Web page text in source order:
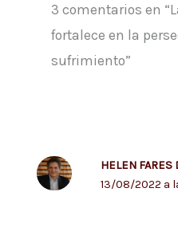
3 comentarios en
fortalece en la
sufrimiento”
HELEN FARES
13/08/2022 a